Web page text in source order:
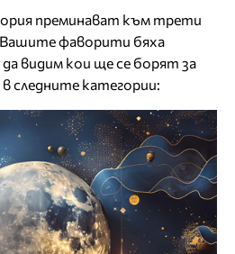
преминават към трети
Вашите фаворити бяха
да видим кои ще се борят за
следните категории: